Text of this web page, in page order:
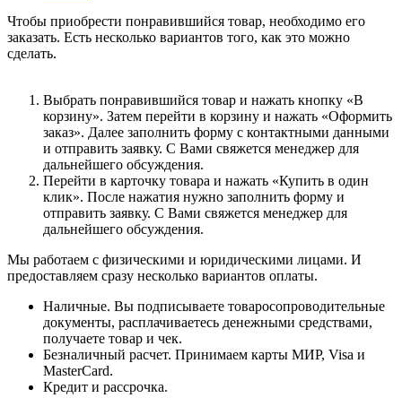
Чтобы приобрести понравившийся товар, необходимо его
заказать. Есть несколько вариантов того, как это можно
сделать.
Выбрать понравившийся товар и нажать кнопку «В
корзину». Затем перейти в корзину и нажать «Оформить
заказ». Далее заполнить форму с контактными данными
и отправить заявку. С Вами свяжется менеджер для
дальнейшего обсуждения.
Перейти в карточку товара и нажать «Купить в один
клик». После нажатия нужно заполнить форму и
отправить заявку. С Вами свяжется менеджер для
дальнейшего обсуждения.
Мы работаем с физическими и юридическими лицами. И
предоставляем сразу несколько вариантов оплаты.
Наличные. Вы подписываете товаросопроводительные
документы, расплачиваетесь денежными средствами,
получаете товар и чек.
Безналичный расчет. Принимаем карты МИР, Visa и
MasterCard.
Кредит и рассрочка.